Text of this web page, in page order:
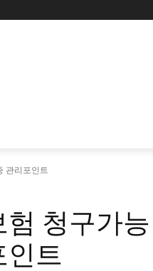
관리포인트
청구가
인트